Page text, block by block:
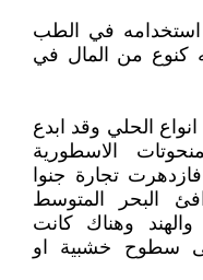
استخدامه في الطب
كنوع من المال في
الحلي وقد ابدع
الاسطورية
تجارة جنوا
البحر المتوسط
وهناك كانت
سطوح خشبية او